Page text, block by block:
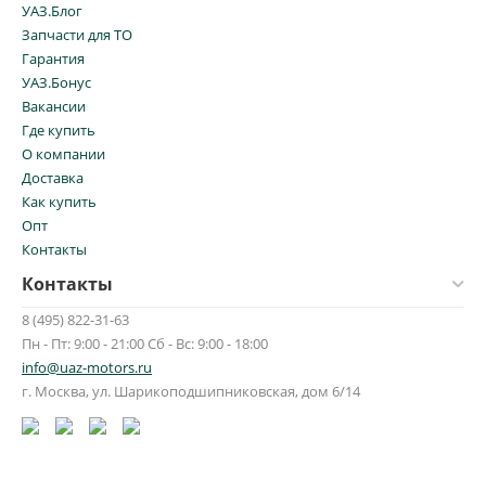
УАЗ.Блог
Запчасти для ТО
Гарантия
УАЗ.Бонус
Вакансии
Где купить
О компании
Доставка
Как купить
Опт
Контакты
Контакты
8 (495) 822-31-63
Пн - Пт: 9:00 - 21:00 Сб - Вс: 9:00 - 18:00
info@uaz-motors.ru
г. Москва, ул. Шарикоподшипниковская, дом 6/14